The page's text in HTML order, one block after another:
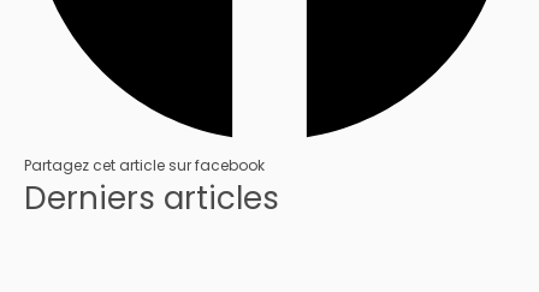
Partagez cet article sur facebook
Derniers articles